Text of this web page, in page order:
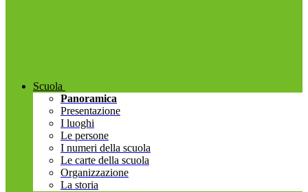
Scuola
Panoramica
Presentazione
I luoghi
Le persone
I numeri della scuola
Le carte della scuola
Organizzazione
La storia